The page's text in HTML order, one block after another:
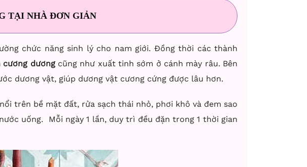
TẠI NHÀ ĐƠN GIẢN
chức năng sinh lý cho nam giới. Đồng thời các thành
dươngcũng như xuất tinh sớm ở cánh mày râu. Bên
dương vật, giúp dương vật cương cứng được lâu hơn.
trên bề mặt đất, rửa sạch thái nhỏ, phơi khô và đem sao
uống. Mỗi ngày 1 lần, duy trì đều đặn trong 1 thời gian